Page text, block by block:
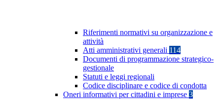
Riferimenti normativi su organizzazione e
attività
Atti amministrativi generali 114
Documenti di programmazione strategico-
gestionale
Statuti e leggi regionali
Codice disciplinare e codice di condotta
Oneri informativi per cittadini e imprese 3